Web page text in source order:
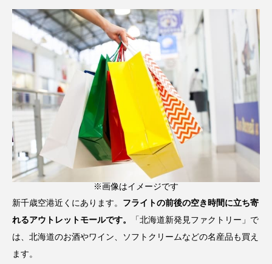
※画像はイメージです
新千歳空港近くにあります。 フライトの前後の空き時間に立ち寄
れるアウトレットモールです。
「北海道新発見ファクトリー」で
は、北海道のお酒やワイン、ソフトクリームなどの名産品も買え
ます。